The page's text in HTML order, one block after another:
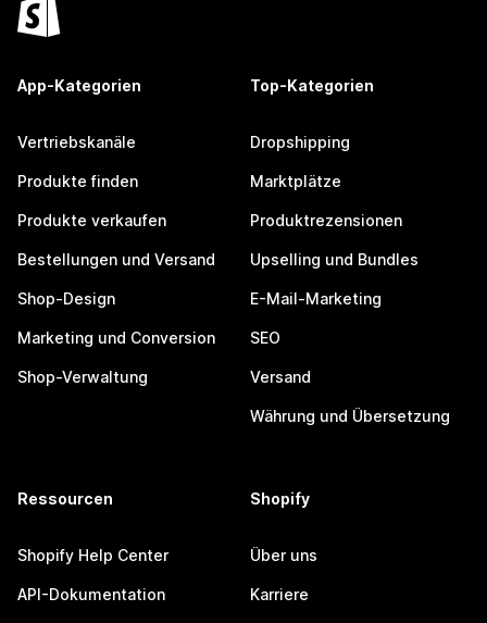
App-Kategorien
Vertriebskanäle
Produkte finden
Produkte verkaufen
Bestellungen und Versand
Shop-Design
Marketing und Conversion
Shop-Verwaltung
Top-Kategorien
Dropshipping
Marktplätze
Produktrezensionen
Upselling und Bundles
E-Mail-Marketing
SEO
Versand
Währung und Übersetzung
Ressourcen
Shopify Help Center
API-Dokumentation
Shopify
Über uns
Karriere